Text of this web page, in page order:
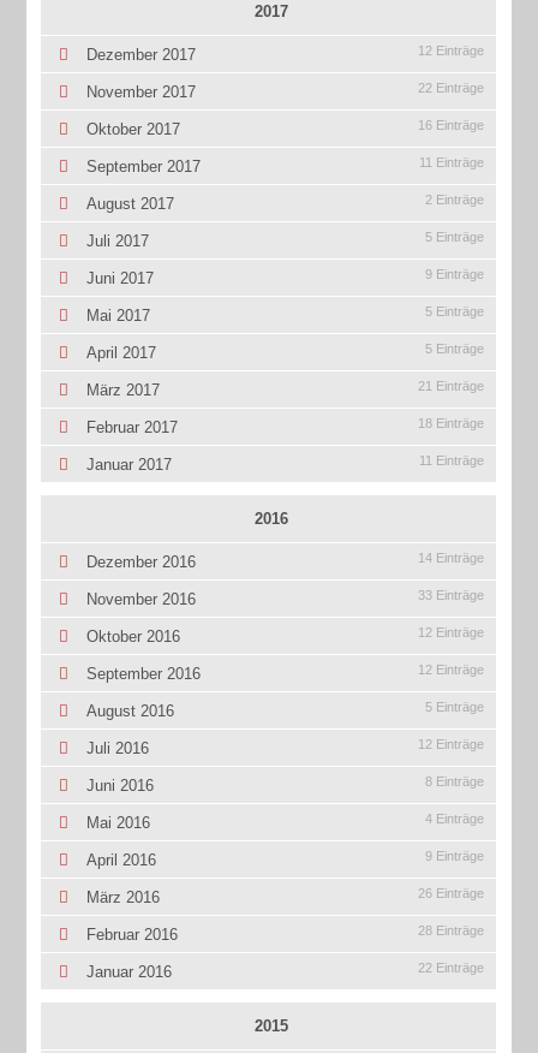
2017
Dezember 2017 12 Einträge
November 2017 22 Einträge
Oktober 2017 16 Einträge
September 2017 11 Einträge
August 2017 2 Einträge
Juli 2017 5 Einträge
Juni 2017 9 Einträge
Mai 2017 5 Einträge
April 2017 5 Einträge
März 2017 21 Einträge
Februar 2017 18 Einträge
Januar 2017 11 Einträge
2016
Dezember 2016 14 Einträge
November 2016 33 Einträge
Oktober 2016 12 Einträge
September 2016 12 Einträge
August 2016 5 Einträge
Juli 2016 12 Einträge
Juni 2016 8 Einträge
Mai 2016 4 Einträge
April 2016 9 Einträge
März 2016 26 Einträge
Februar 2016 28 Einträge
Januar 2016 22 Einträge
2015